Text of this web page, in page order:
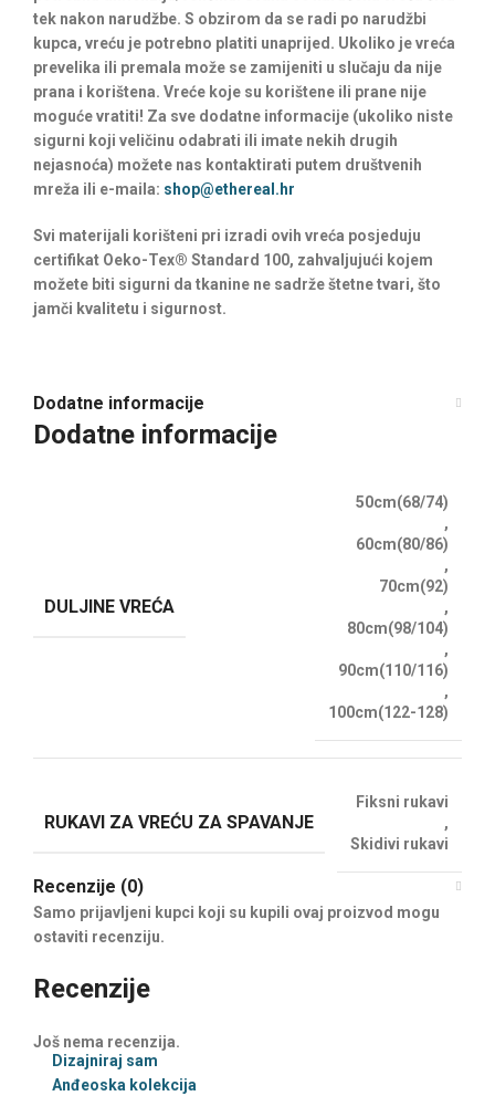
tek nakon narudžbe. S obzirom da se radi po narudžbi
kupca, vreću je potrebno platiti unaprijed. Ukoliko je vreća
prevelika ili premala može se zamijeniti u slučaju da nije
prana i korištena. Vreće koje su korištene ili prane nije
moguće vratiti! Za sve dodatne informacije (ukoliko niste
sigurni koji veličinu odabrati ili imate nekih drugih
nejasnoća) možete nas kontaktirati putem društvenih
mreža ili e-maila: shop@ethereal.hr
Svi materijali korišteni pri izradi ovih vreća posjeduju
certifikat Oeko-Tex® Standard 100, zahvaljujući kojem
možete biti sigurni da tkanine ne sadrže štetne tvari, što
jamči kvalitetu i sigurnost.
Dodatne informacije
Dodatne informacije
DULJINE VREĆA
50cm(68/74)
,
60cm(80/86)
,
70cm(92)
,
80cm(98/104)
,
90cm(110/116)
,
100cm(122-128)
RUKAVI ZA VREĆU ZA SPAVANJE
Fiksni rukavi
,
Skidivi rukavi
Recenzije (0)
Recenzije
Još nema recenzija.
Samo prijavljeni kupci koji su kupili ovaj proizvod mogu
ostaviti recenziju.
Dizajniraj sam
Anđeoska kolekcija